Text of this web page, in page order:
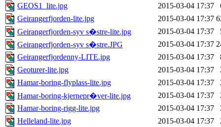
GEOS1_lite.jpg
2015-03-04 17:37
Geirangerfjorden-lite.jpg
2015-03-04 17:37
Geirangerfjorden-syv s�stre-lite.jpg
2015-03-04 17:37
Geirangerfjorden-syv s�stre.JPG
2015-03-04 17:37
Geirangerfjordenny-LITE.jpg
2015-03-04 17:37
Geoturer-lite.jpg
2015-03-04 17:37
Hamar-boring-flyplass-lite.jpg
2015-03-04 17:37
Hamar-boring-kjernepr�ver-lite.jpg
2015-03-04 17:37
Hamar-boring-rigg-lite.jpg
2015-03-04 17:37
Helleland-lite.jpg
2015-03-04 17:37